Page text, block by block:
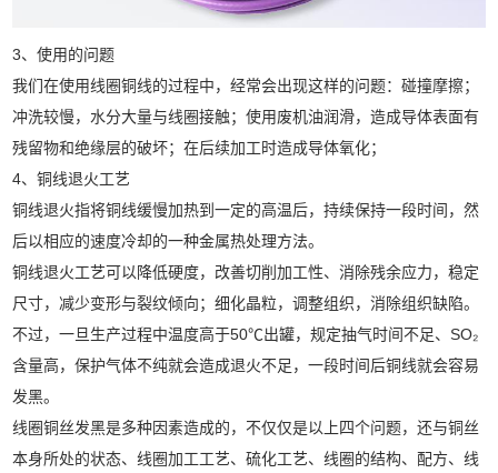
3、使用的问题
我们在使用线圈铜线的过程中，经常会出现这样的问题：碰撞摩擦；
冲洗较慢，水分大量与线圈接触；使用废机油润滑，造成导体表面有
残留物和绝缘层的破坏；在后续加工时造成导体氧化；
4、铜线退火工艺
铜线退火指将铜线缓慢加热到一定的高温后，持续保持一段时间，然
后以相应的速度冷却的一种金属热处理方法。
铜线退火工艺可以降低硬度，改善切削加工性、消除残余应力，稳定
尺寸，减少变形与裂纹倾向；细化晶粒，调整组织，消除组织缺陷。
不过，一旦生产过程中温度高于50℃出罐，规定抽气时间不足、SO₂
含量高，保护气体不纯就会造成退火不足，一段时间后铜线就会容易
发黑。
线圈铜丝发黑是多种因素造成的，不仅仅是以上四个问题，还与铜丝
本身所处的状态、线圈加工工艺、硫化工艺、线圈的结构、配方、线